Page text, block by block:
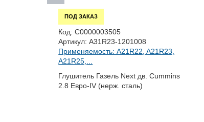
ПОД ЗАКАЗ
Код: С0000003505
Артикул: A31R23-1201008
Применяемость: A21R22, A21R23,
A21R25,...
Глушитель Газель Next дв. Cummins
2.8 Евро-IV (нерж. сталь)